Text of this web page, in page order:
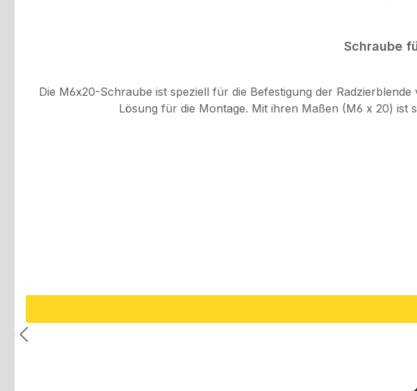
Schraube
Die M6x20-Schraube ist speziell für die Befestigung der
Lösung für die Montage. Mit ihren Maßen (M6 x 20) ist